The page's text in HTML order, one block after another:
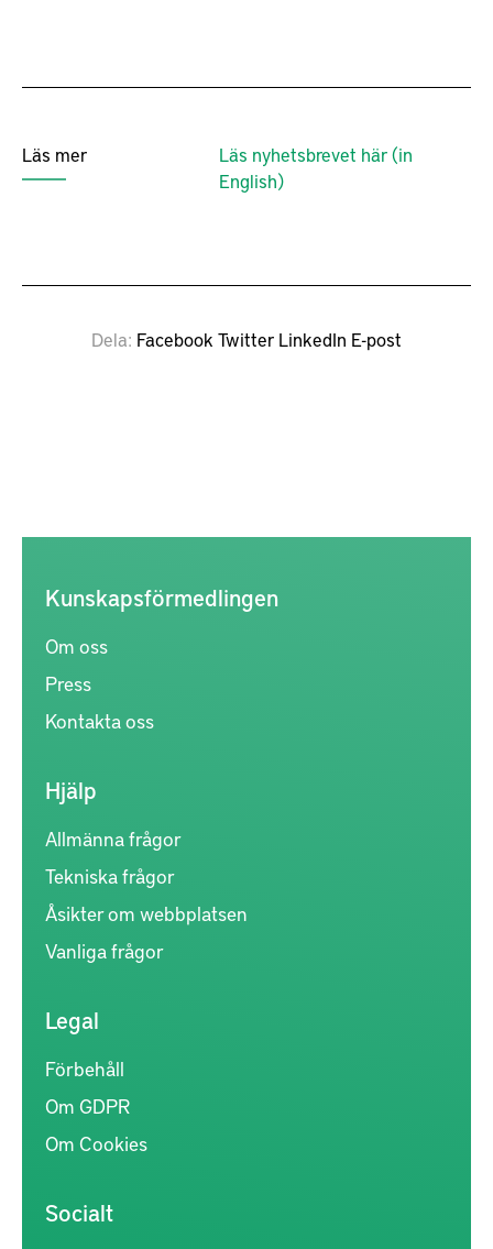
Läs mer
Läs nyhetsbrevet här (in
English)
Dela Facebook Twitter LinkedIn E-post
Kunskapsförmedlingen
Om oss
Press
Kontakta oss
Hjälp
Allmänna frågor
Tekniska frågor
Åsikter om webbplatsen
Vanliga frågor
Legal
Förbehåll
Om GDPR
Om Cookies
Socialt